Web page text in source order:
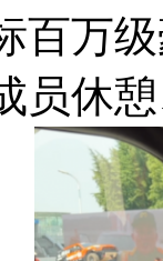
百万
员休